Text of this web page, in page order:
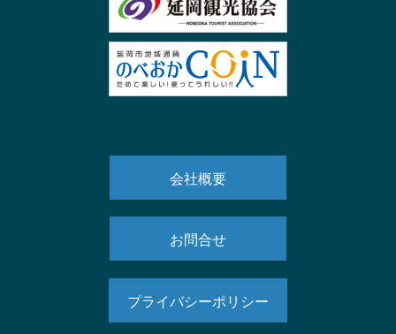
会社概要
お問合せ
プライバシーポリシー